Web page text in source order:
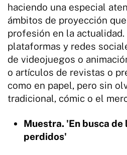
haciendo una especial
ámbitos de proyección
profesión en la actualidad.
plataformas y redes
de videojuegos o
o artículos de revistas o
como en papel, pero sin
tradicional, cómic o el
Muestra. 'En busca de
perdidos'